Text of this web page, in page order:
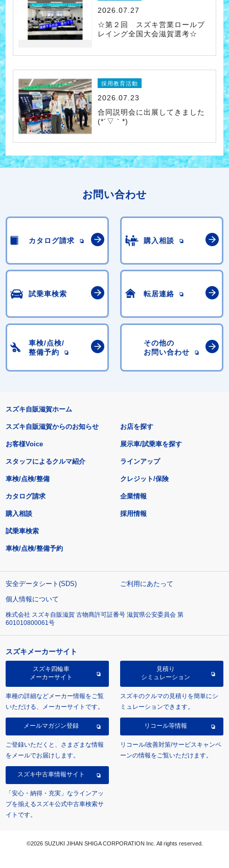
2026.07.27
☆第２回 スズキ営業ロールプ
レイング全国大会滋賀選考☆
採用教育活動
2026.07.23
合同説明会に出展してきました
(*´▽｀*)
お問い合わせ
カタログ請求 購入相談
試乗車検索 転居連絡
車検/点検/
整備予約
その他の
お問い合わせ
スズキ自販滋賀ホーム
スズキ自販滋賀からのお知らせ
お客様Voice
スタッフによるクルマ紹介
お店を探す
展示車/試乗車を探す
ラインアップ
車検/点検/整備 クレジット/保険
カタログ請求
購入相談
試乗車検索
車検/点検/整備予約
企業情報
採用情報
安全データシート(SDS)
ご利用にあたって
個人情報について
株式会社 スズキ自販滋賀 古物商許可証番号 滋賀県公安委員会 第
601010800061号
スズキメーカーサイト
スズキ四輪車
メーカーサイト
車種の詳細などメーカー情報をご覧
いただける、メーカーサイトです。
見積り
シミュレーション
スズキのクルマの見積りを簡単にシ
ミュレーションできます。
メールマガジン登録
ご登録いただくと、さまざまな情報
をメールでお届けします。
リコール等情報
リコール/改善対策/サービスキャンペ
ーンの情報をご覧いただけます。
スズキ中古車情報サイト
「安心・納得・充実」なラインアッ
プを揃えるスズキ公式中古車検索サ
イトです。
©2026 SUZUKI JIHAN SHIGA CORPORATION Inc. All rights reserved.